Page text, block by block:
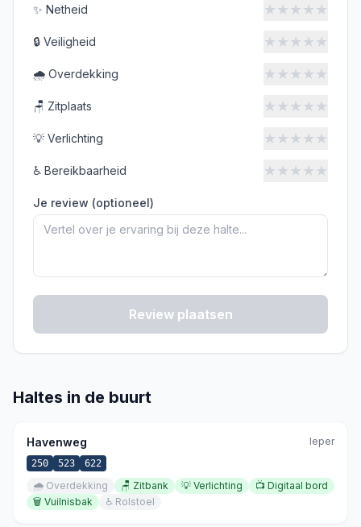
✨ Netheid ★★★★★
🔒 Veiligheid ★★★★★
🌧️ Overdekking ★★★★★
🪑 Zitplaats ★★★★★
💡 Verlichting ★★★★★
♿ Bereikbaarheid ★★★★★
Je review (optioneel)
Review plaatsen
Haltes in de buurt
Havenweg Ieper
250 523 622
🌧️ Overdekking 🪑 Zitbank 💡 Verlichting 📺 Digitaal bord
🗑️ Vuilnisbak ♿ Rolstoel